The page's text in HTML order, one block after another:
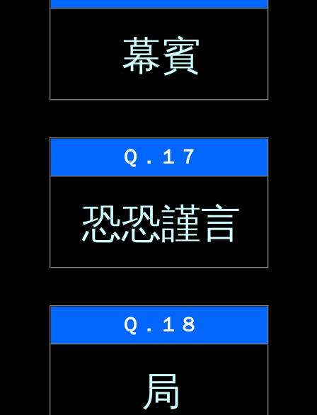
幕賓
Ｑ．１７
恐恐謹言
Ｑ．１８
局